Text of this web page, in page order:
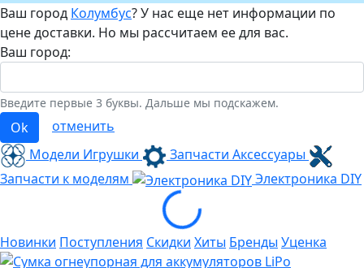
Ваш город Колумбус? У нас еще нет информации по
цене доставки. Но мы рассчитаем ее для вас.
Ваш город:
Введите первые 3 буквы. Дальше мы подскажем.
Ok
отменить
Модели Игрушки
Запчасти Аксессуары
Запчасти к моделям
Электроника DIY
Loading...
Новинки Поступления Скидки Хиты Бренды Уценка